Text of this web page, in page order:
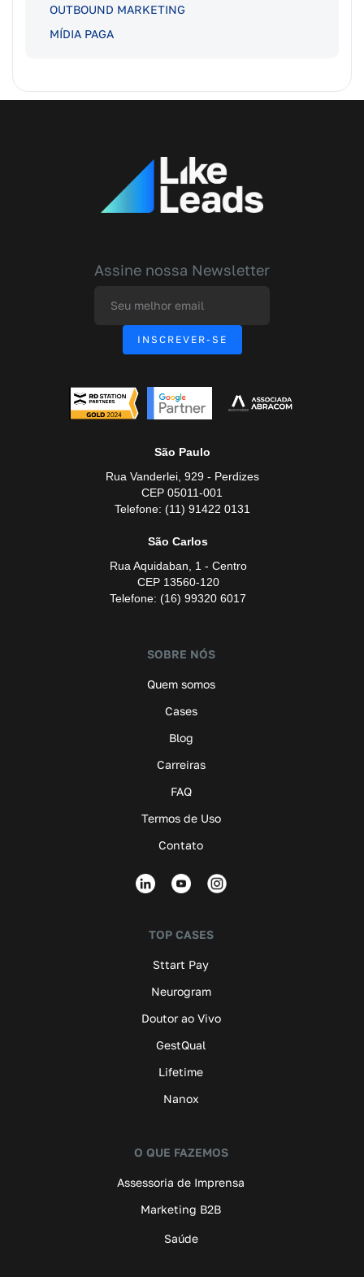
OUTBOUND MARKETING
MÍDIA PAGA
Assine nossa Newsletter
São Paulo
Rua Vanderlei, 929 - Perdizes
CEP 05011-001
Telefone: (11) 91422 0131
São Carlos
Rua Aquidaban, 1 - Centro
CEP 13560-120
Telefone: (16) 99320 6017
SOBRE NÓS
Quem somos
Cases
Blog
Carreiras
FAQ
Termos de Uso
Contato
TOP CASES
Sttart Pay
Neurogram
Doutor ao Vivo
GestQual
Lifetime
Nanox
O QUE FAZEMOS
Assessoria de Imprensa
Marketing B2B
Saúde